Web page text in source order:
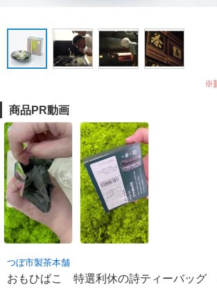
※
商品PR動画
つぼ市製茶本舗
おもひばこ 特選利休の詩ティーバッグ